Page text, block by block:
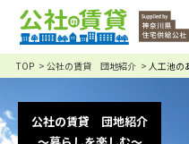
TOP 公社の賃貸 団地紹介 人工池の
公社の賃貸 団地紹介